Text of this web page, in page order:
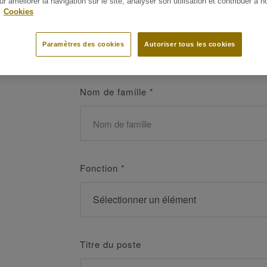
Nom de famille *
Fonction *
Titre du poste
Cookies
Autoriser tous les cookies
Paramètres des cookies